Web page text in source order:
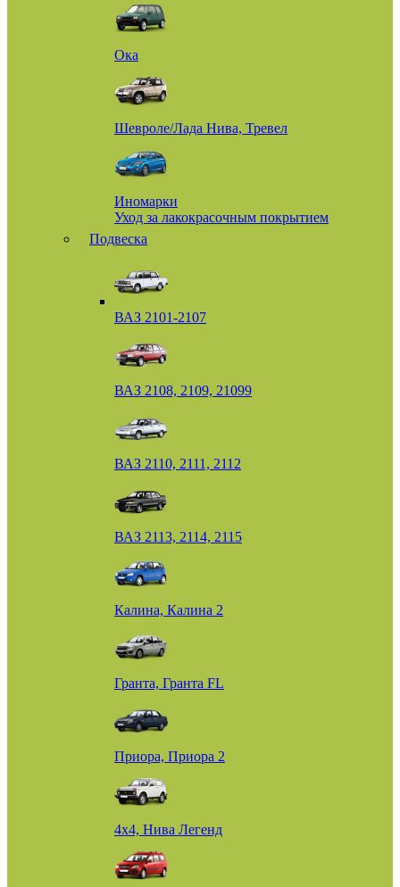
Ока
Шевроле/Лада Нива, Тревел
Иномарки
Уход за лакокрасочным покрытием
Подвеска
ВАЗ 2101-2107
ВАЗ 2108, 2109, 21099
ВАЗ 2110, 2111, 2112
ВАЗ 2113, 2114, 2115
Калина, Калина 2
Гранта, Гранта FL
Приора, Приора 2
4х4, Нива Легенд